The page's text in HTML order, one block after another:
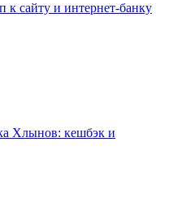
сайту и интернет-банку
Хлынов: кешбэк и